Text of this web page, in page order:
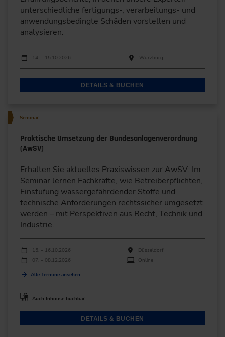
unterschiedliche fertigungs-, verarbeitungs- und
anwendungsbedingte Schäden vorstellen und
analysieren.
Durchführungen
Veranstaltungsdatum
14. – 15.10.2026 Würzburg
DETAILS & BUCHEN
Seminar
Praktische Umsetzung der Bundesanlagenverordnung
(AwSV)
Erhalten Sie aktuelles Praxiswissen zur AwSV: Im
Seminar lernen Fachkräfte, wie Betreiberpflichten,
Einstufung wassergefährdender Stoffe und
technische Anforderungen rechtssicher umgesetzt
werden – mit Perspektiven aus Recht, Technik und
Industrie.
Durchführungen
Veranstaltungsdatum
15. – 16.10.2026
Düsseldorf
07. – 08.12.2026
Online
Alle Termine ansehen
Auch Inhouse buchbar
DETAILS & BUCHEN